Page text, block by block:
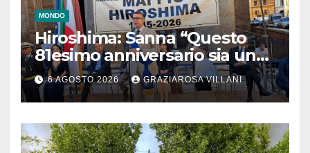
MONDO
Hiroshima: Sanna “Questo
81esimo anniversario sia un
monito per tutti”
6 AGOSTO 2026 GRAZIAROSA VILLANI